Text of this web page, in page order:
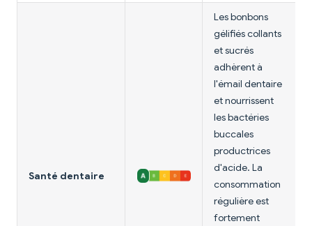
Santé dentaire
Les bonbons
gélifiés collants
et sucrés
adhèrent à
l'émail dentaire
et nourrissent
les bactéries
buccales
productrices
d'acide. La
consommation
régulière est
fortement